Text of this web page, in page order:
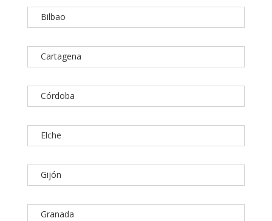
Bilbao
Cartagena
Córdoba
Elche
Gijón
Granada